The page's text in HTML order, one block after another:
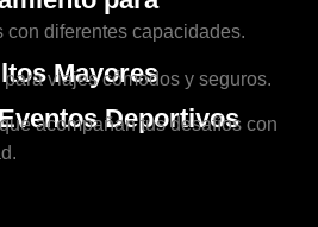
diferentes capacidades.
Mayores
viajes cómodos y seguros.
Deportivos
acompañan tus desafíos con